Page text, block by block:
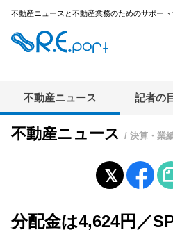
不動産ニュースと不動産業務のためのサポート
不動産ニュース 記者の目
不動産ニュース / 決算・業
分配金は4,624円／